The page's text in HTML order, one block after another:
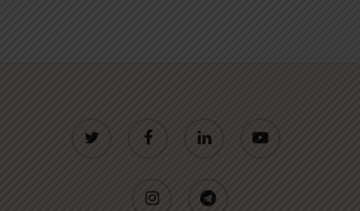
facebook linkedin
instagram telegram